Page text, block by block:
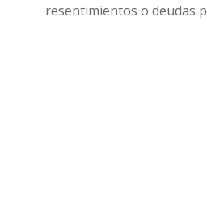
resentimientos o deudas